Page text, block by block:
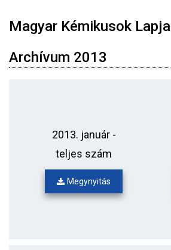
Magyar Kémikusok Lapja
Archívum 2013
2013. január -
teljes szám
Megynyitás